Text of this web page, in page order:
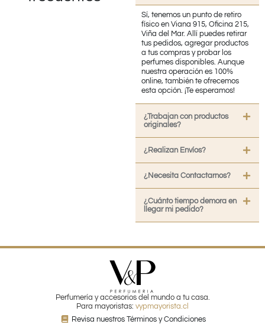
Sí, tenemos un punto de retiro
físico en Viana 915, Oficina 215,
Viña del Mar. Allí puedes retirar
tus pedidos, agregar productos
a tus compras y probar los
perfumes disponibles. Aunque
nuestra operación es 100%
online, también te ofrecemos
esta opción. ¡Te esperamos!
¿Trabajan con productos
originales?
¿Realizan Envíos?
¿Necesita Contactarnos?
¿Cuánto tiempo demora en
llegar mi pedido?
Perfumería y accesorios del mundo a tu casa.
Para mayoristas: vypmayorista.cl
Revisa nuestros Términos y Condiciones